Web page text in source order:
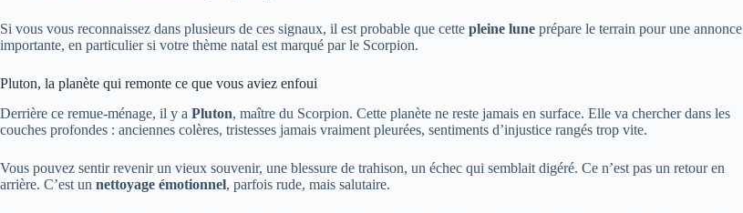
Si vous vous reconnaissez dans plusieurs de ces signaux, il est probable que cette pleine lune prépare le terrain pour une annonce
importante, en particulier si votre thème natal est marqué par le Scorpion.
Pluton, la planète qui remonte ce que vous aviez enfoui
Derrière ce remue-ménage, il y a Pluton, maître du Scorpion. Cette planète ne reste jamais en surface. Elle va chercher dans les
couches profondes : anciennes colères, tristesses jamais vraiment pleurées, sentiments d’injustice rangés trop vite.
Vous pouvez sentir revenir un vieux souvenir, une blessure de trahison, un échec qui semblait digéré. Ce n’est pas un retour en
arrière. C’est un nettoyage émotionnel, parfois rude, mais salutaire.